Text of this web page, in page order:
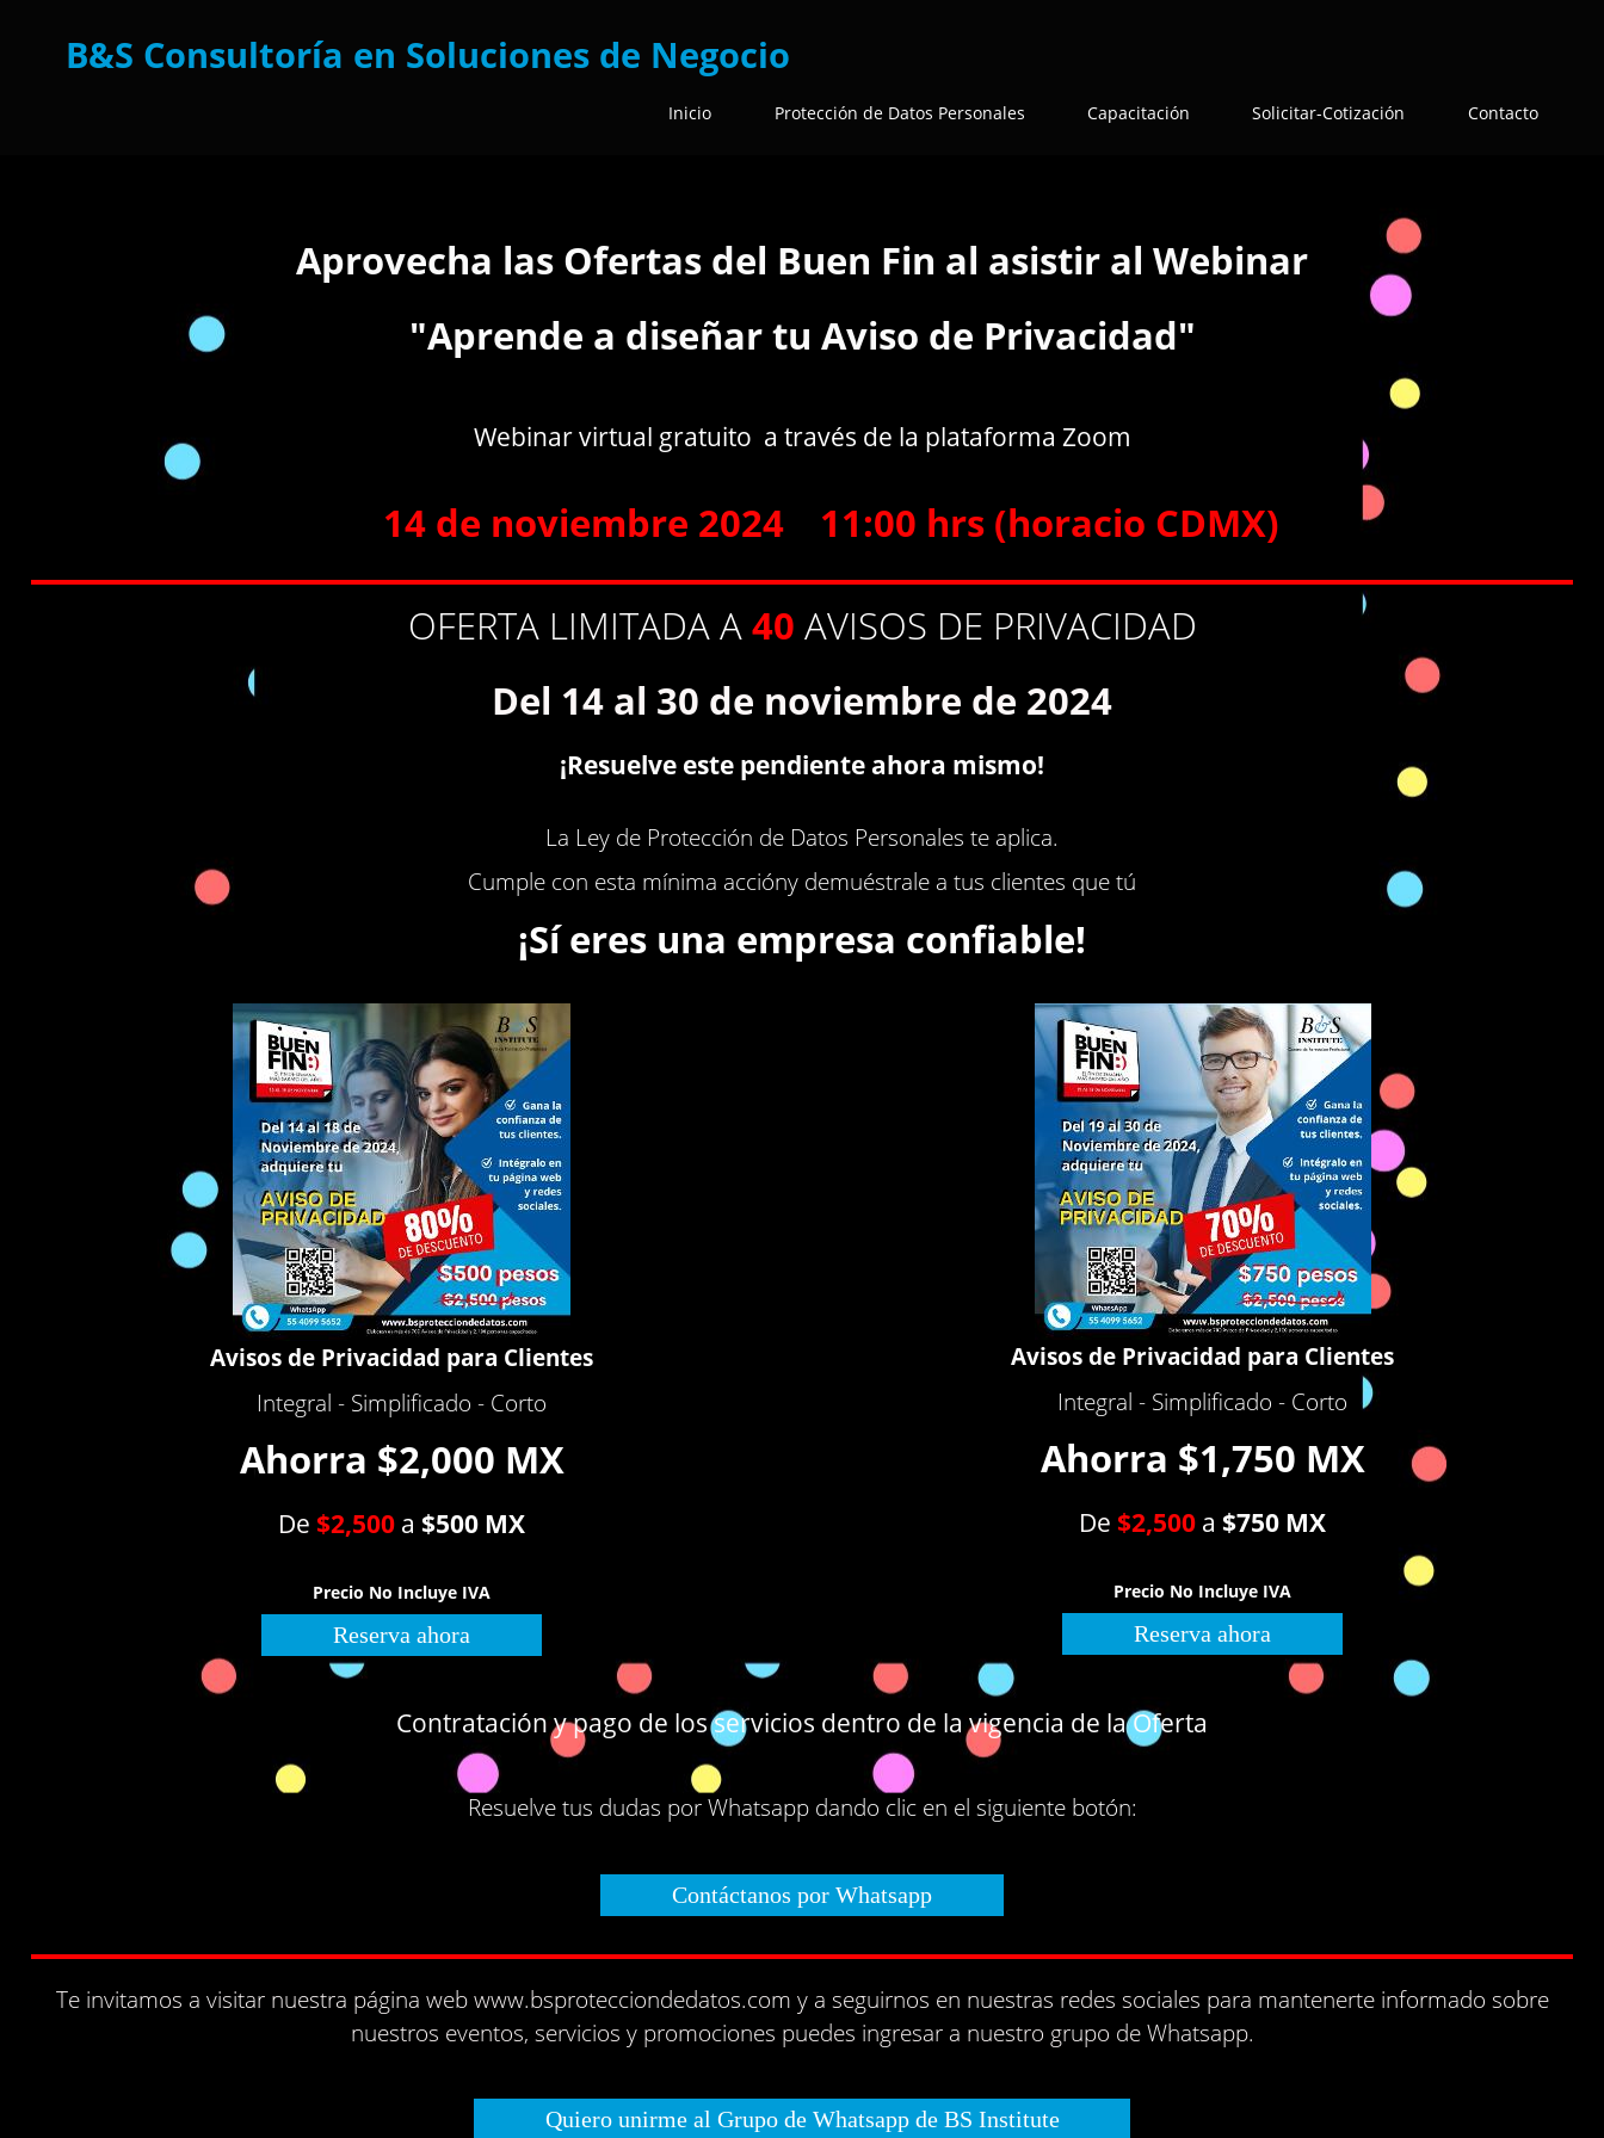
B&S Consultoría en Soluciones de Negocio
Inicio Protección de Datos Personales Capacitación Solicitar-Cotización Contacto
Aprovecha las Ofertas del Buen Fin al asistir al Webinar
"Aprende a diseñar tu Aviso de Privacidad"
Webinar virtual gratuito a través de la plataforma Zoom
14 de noviembre 2024 11:00 hrs (horacio CDMX)
OFERTA LIMITADA A40 AVISOS DE PRIVACIDAD
Del 14 al 30 de noviembre de 2024
¡Resuelve este pendiente ahora mismo!
La Ley de Protección de Datos Personales te aplica.
Cumple con esta mínima accióny demuéstrale a tus clientes que tú
¡Sí eres una empresa confiable!
Avisos de Privacidad para Clientes
Integral - Simplificado - Corto
Ahorra $2,000 MX
De $2,500 a $500 MX
Precio No Incluye IVA
Reserva ahora
Avisos de Privacidad para Clientes
Integral - Simplificado - Corto
Ahorra $1,750 MX
De $2,500 a $750 MX
Precio No Incluye IVA
Reserva ahora
Contratación y pago de los servicios dentro de la vigencia de la Oferta
Resuelve tus dudas por Whatsapp dando clic en el siguiente botón:
Contáctanos por Whatsapp
Te invitamos a visitar nuestra página web www.bsprotecciondedatos.com y a seguirnos en nuestras redes sociales para mantenerte informado sobre
nuestros eventos, servicios y promociones puedes ingresar a nuestro grupo de Whatsapp.
Quiero unirme al Grupo de Whatsapp de BS Institute